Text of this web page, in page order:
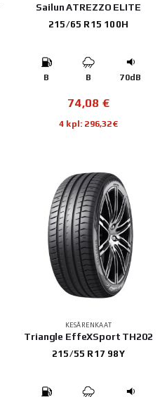
Sailun ATREZZO ELITE
215/65 R15 100H
B B 70dB
74,08 €
4 kpl: 296,32€
KESÄRENKAAT
Triangle EffeXSport TH202
215/55 R17 98Y